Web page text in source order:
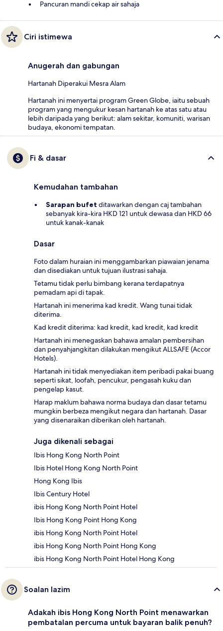
Pancuran mandi cekap air sahaja
Ciri istimewa
Anugerah dan gabungan
Hartanah Diperakui Mesra Alam
Hartanah ini menyertai program Green Globe, iaitu sebuah
program yang mengukur kesan hartanah ke atas satu atau
lebih daripada yang berikut: alam sekitar, komuniti, warisan
budaya, ekonomi tempatan.
Fi & dasar
Kemudahan tambahan
Sarapan bufet ditawarkan dengan caj tambahan
sebanyak kira-kira HKD 121 untuk dewasa dan HKD 66
untuk kanak-kanak
Dasar
Foto dalam huraian ini menggambarkan piawaian jenama
dan disediakan untuk tujuan ilustrasi sahaja.
Tetamu tidak perlu bimbang kerana terdapatnya
pemadam api di tapak.
Hartanah ini menerima kad kredit. Wang tunai tidak
diterima.
Kad kredit diterima: kad kredit, kad kredit, kad kredit
Hartanah ini menegaskan bahawa amalan pembersihan
dan penyahjangkitan dilakukan mengikut ALLSAFE (Accor
Hotels).
Hartanah ini tidak menyediakan item peribadi pakai buang
seperti sikat, loofah, pencukur, pengasah kuku dan
pengelap kasut.
Harap maklum bahawa norma budaya dan dasar tetamu
mungkin berbeza mengikut negara dan hartanah. Dasar
yang disenaraikan diberikan oleh hartanah.
Juga dikenali sebagai
Ibis Hong Kong North Point
Ibis Hotel Hong Kong North Point
Hong Kong Ibis
Ibis Century Hotel
ibis Hong Kong North Point Hotel
Ibis Hong Kong Point Hong Kong
ibis Hong Kong North Point Hotel
ibis Hong Kong North Point Hong Kong
ibis Hong Kong North Point Hotel Hong Kong
Soalan lazim
Adakah ibis Hong Kong North Point menawarkan
pembatalan percuma untuk bayaran balik penuh?